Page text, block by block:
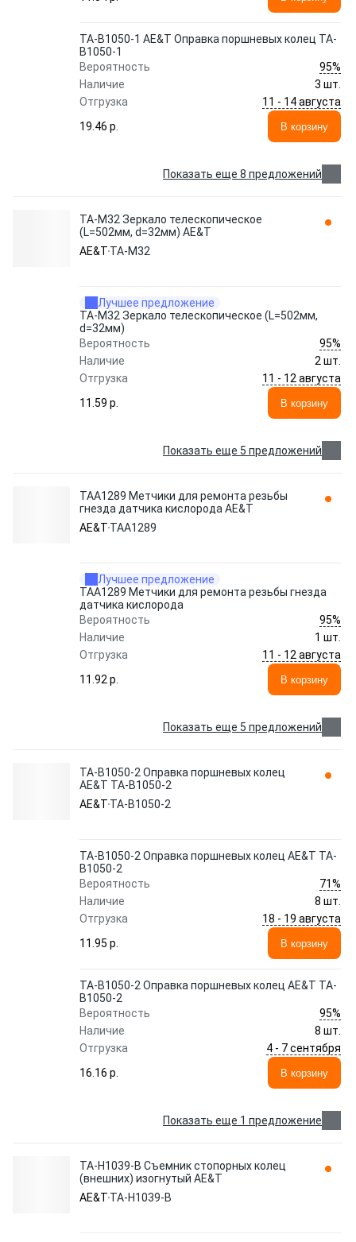
TA-B1050-1 AE&T Оправка поршневых колец TA-
B1050-1
Вероятность
95%
Наличие
3 шт.
Отгрузка
11 - 14 августа
19.46 p.
В корзину
Показать еще 8 предложений
TA-M32 Зеркало телескопическое
(L=502мм, d=32мм) AE&T
AE&T TA-M32
Лучшее предложение
TA-M32 Зеркало телескопическое (L=502мм,
d=32мм)
Вероятность
95%
Наличие
2 шт.
Отгрузка
11 - 12 августа
11.59 p.
В корзину
Показать еще 5 предложений
TAA1289 Метчики для ремонта резьбы
гнезда датчика кислорода AE&T
AE&T TAA1289
Лучшее предложение
TAA1289 Метчики для ремонта резьбы гнезда
датчика кислорода
Вероятность
95%
Наличие
1 шт.
Отгрузка
11 - 12 августа
11.92 p.
В корзину
Показать еще 5 предложений
TA-B1050-2 Оправка поршневых колец
AE&T TA-B1050-2
AE&T TA-B1050-2
TA-B1050-2 Оправка поршневых колец AE&T TA-
B1050-2
Вероятность
71%
Наличие
8 шт.
Отгрузка
18 - 19 августа
11.95 p.
В корзину
TA-B1050-2 Оправка поршневых колец AE&T TA-
B1050-2
Вероятность
95%
Наличие
8 шт.
Отгрузка
4 - 7 сентября
16.16 p.
В корзину
Показать еще 1 предложение
TA-H1039-B Съемник стопорных колец
(внешних) изогнутый AE&T
AE&T TA-H1039-B